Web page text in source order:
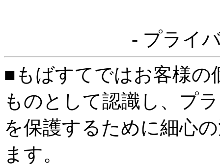
- プライ
■もばすてではお客様の
ものとして認識し、プ
を保護するために細心
ます。